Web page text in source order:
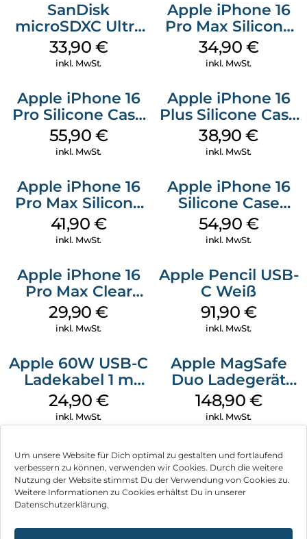
Um unsere Website für Dich optimal zu gestalten und fortlaufend
verbessern zu können, verwenden wir Cookies. Durch die weitere
Nutzung der Website stimmst Du der Verwendung von Cookies zu.
Weitere Informationen zu Cookies erhältst Du in unserer
Datenschutzerklärung.
SanDisk
microSDXC Ultra
128 GB + Adapter
Mobile
33,90 €
inkl. MwSt.
Apple iPhone 16
Pro Max Silicone
Case MagSafe
Denim
34,90 €
inkl. MwSt.
Apple iPhone 16
Pro Silicone Case
MagSafe Stone
Gray
55,90 €
inkl. MwSt.
Apple iPhone 16
Plus Silicone Case
MagSafe Denim
38,90€
inkl. MwSt.
Apple iPhone 16
Pro Max Silicone
Case MagSafe
Ultramarine
41,90 €
inkl. MwSt.
Apple iPhone 16
Silicone Case
MagSafe Lake
Green
54,90 €
inkl. MwSt.
Apple iPhone 16
Pro Max Clear
Case MagSafe
Transparent
29,90€
inkl. MwSt.
Apple Pencil USB-
C Weiß
91,90 €
inkl. MwSt.
Apple 60W USB-C
Ladekabel 1 m
Weiß
24,90 €
inkl. MwSt.
Apple MagSafe
Duo Ladegerät
Weiß
148,90 €
inkl. MwSt.
Impressum